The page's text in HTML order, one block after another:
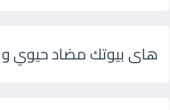
هاى بيوتك مضاد حيوي